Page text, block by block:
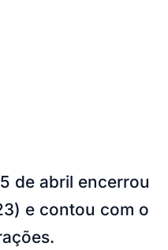
de abril encerrou
e contou com o